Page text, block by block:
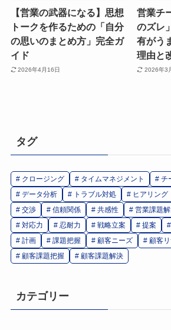
【営業の武器になる】思想
トークを作るための「自分
の思いのまとめ方」完全ガ
イド
2026年4月16日
営業チ
のズレ
有がう
理由と
2026年3
タグ
クロージング タイムマネジメント
チ
データ分析
トラブル対処 ヒアリング
交渉
信頼関係 共感性 営業課題
対応力
忍耐力 戦略立案 提案
計画
課題把握 顧客ニーズ
顧客
顧客課題把握
顧客課題解決
カテゴリー